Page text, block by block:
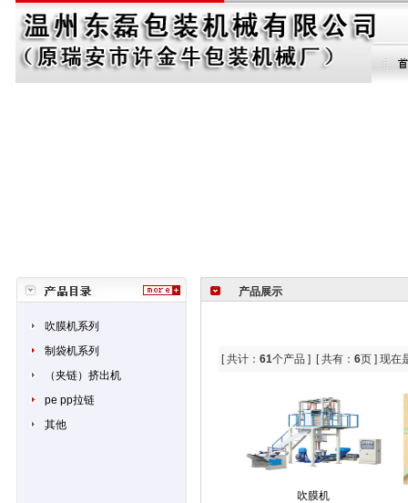
吹膜机系列
制袋机系列
（夹链）挤出机
pe pp拉链
其他
产品展示
[ 共计： 61个产品 ] [ 共有： 6页 ] 现在
吹膜机